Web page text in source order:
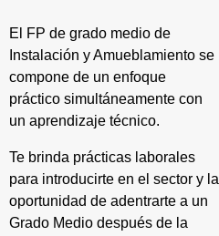
El FP de grado medio de
Instalación y Amueblamiento se
compone de un enfoque
práctico simultáneamente con
un aprendizaje técnico.
Te brinda prácticas laborales
para introducirte en el sector y la
oportunidad de adentrarte a un
Grado Medio después de la